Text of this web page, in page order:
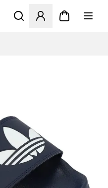
Megnyit egy modált a